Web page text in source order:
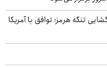
تنگه هرمز؛ توافق با آمریکا